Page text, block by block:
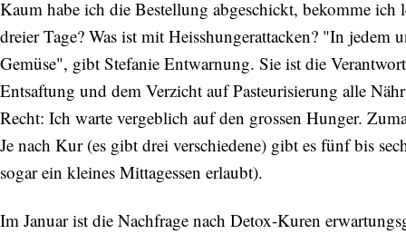
Kaum habe ich die Bestellung abgeschickt, bekomme
dreier Tage? Was ist mit Heisshungerattacken? "In
Gemüse", gibt Stefanie Entwarnung. Sie ist die
Entsaftung und dem Verzicht auf Pasteurisierung alle
Recht: Ich warte vergeblich auf den grossen Hunger.
Je nach Kur (es gibt drei verschiedene) gibt es fünf bis
sogar ein kleines Mittagessen erlaubt).
Im Januar ist die Nachfrage nach Detox-Kuren